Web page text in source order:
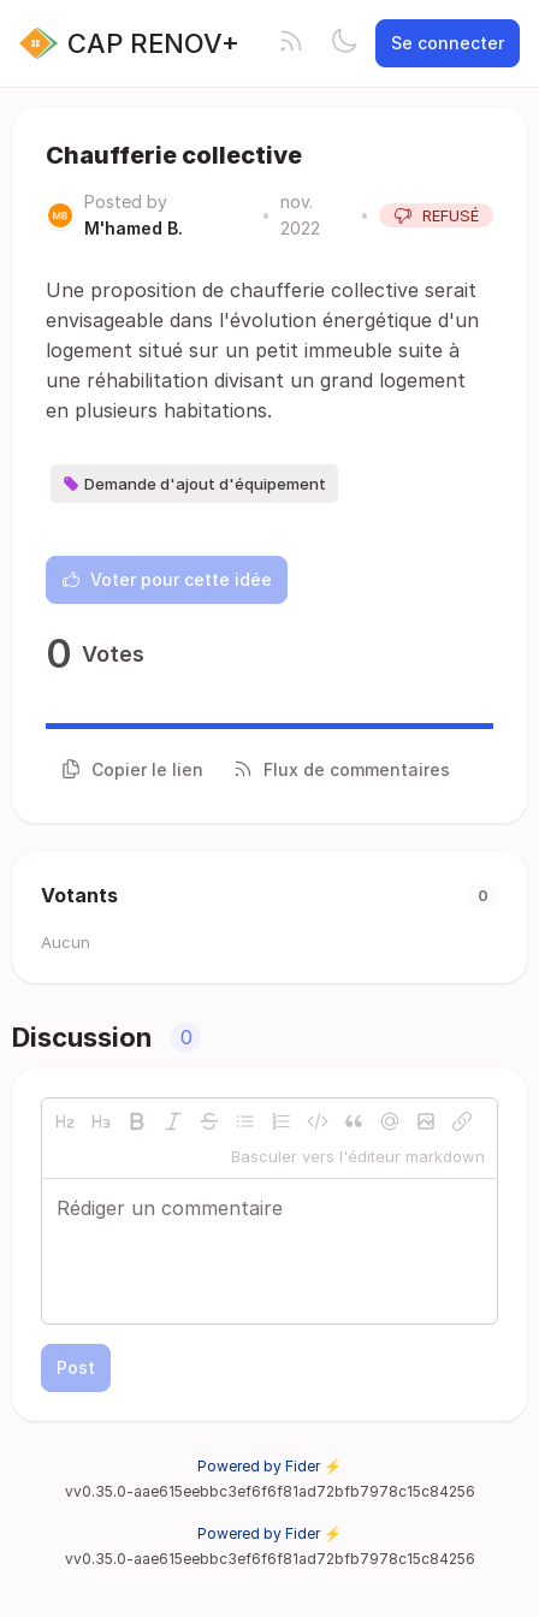
CAP RENOV+ Se connecter
Chaufferie collective
Posted by
M'hamed B.
•
nov.
2022
• REFUSÉ
Une proposition de chaufferie collective serait
envisageable dans l'évolution énergétique d'un
logement situé sur un petit immeuble suite à
une réhabilitation divisant un grand logement
en plusieurs habitations.
Demande d'ajout d'équipement
Voter pour cette idée
0 Votes
Copier le lien Flux de commentaires
Votants 0
Aucun
Discussion 0
Basculer vers l'éditeur markdown
Post
Powered by Fider ⚡
vv0.35.0-aae615eebbc3ef6f6f81ad72bfb7978c15c84256
Powered by Fider ⚡
vv0.35.0-aae615eebbc3ef6f6f81ad72bfb7978c15c84256